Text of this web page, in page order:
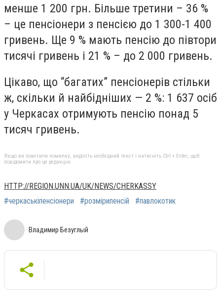
менше 1 200 грн. Більше третини – 36 %
– це пенсіонери з пенсією до 1 300-1 400
гривень. Ще 9 % мають пенсію до півтори
тисячі гривень і 21 % – до 2 000 гривень.
Цікаво, що “багатих” пенсіонерів стільки
ж, скільки й найбідніших — 2 %: 1 637 осіб
у Черкасах отримують пенсію понад 5
тисяч гривень.
Якщо ви помітили помилку, виділіть необхідний текст і натисніть Ctrl + Enter, щоб
повідомити про це редакцію
HTTP://REGION.UNN.UA/UK/NEWS/CHERKASSY
#черкаськіпенсіонери
#розмірипенсій #павлокотик
Владимир Безуглый